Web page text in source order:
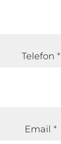
Telefon *
Email *